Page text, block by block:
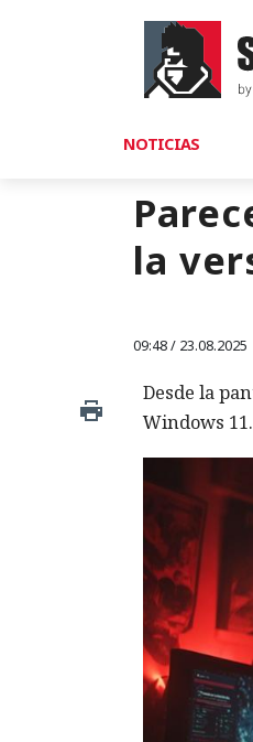
NOTICIAS
la
09:48 / 23.08.2025
Desde la
Windows 11.